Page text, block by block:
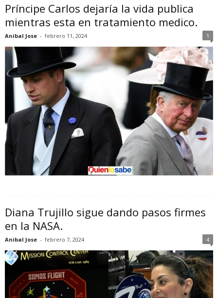
Príncipe Carlos dejaría la vida publica
mientras esta en tratamiento medico.
Anibal Jose - febrero 11, 2024 1
Diana Trujillo sigue dando pasos firmes
en la NASA.
Anibal Jose - febrero 7, 2024 4